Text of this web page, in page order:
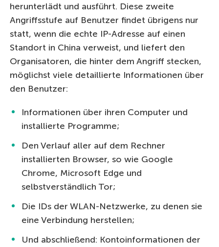
herunterlädt und ausführt. Diese zweite
Angriffsstufe auf Benutzer findet übrigens nur
statt, wenn die echte IP-Adresse auf einen
Standort in China verweist, und liefert den
Organisatoren, die hinter dem Angriff stecken,
möglichst viele detaillierte Informationen über
den Benutzer:
Informationen über ihren Computer und
installierte Programme;
Den Verlauf aller auf dem Rechner
installierten Browser, so wie Google
Chrome, Microsoft Edge und
selbstverständlich Tor;
Die IDs der WLAN-Netzwerke, zu denen sie
eine Verbindung herstellen;
Und abschließend: Kontoinformationen der